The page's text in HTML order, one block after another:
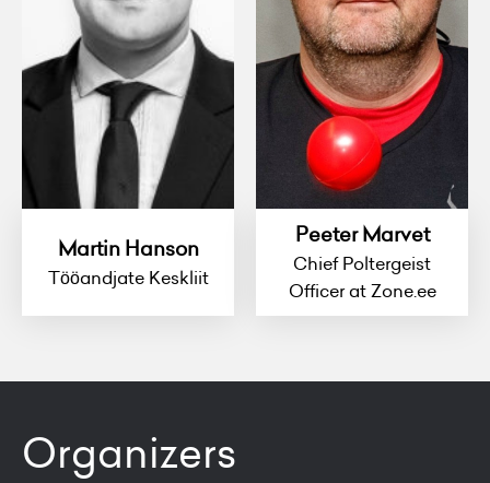
Martin Hanson
Tööandjate Keskliit
Peeter Marvet
Chief Poltergeist
Officer at Zone.ee
Organizers